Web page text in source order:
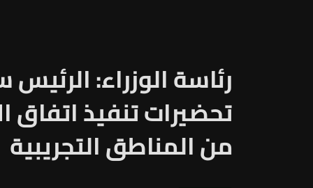
رئاسة الوزراء:
تحضيرات تنفيذ اتفاق
من المناطق التجريبية